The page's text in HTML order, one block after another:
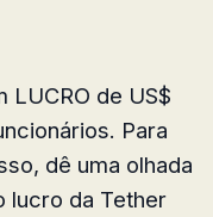
LUCRO de US$
Para
dê uma olhada
lucro da Tether